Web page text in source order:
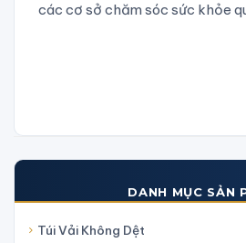
các cơ sở chăm sóc sức khỏe
DANH MỤC SẢN
Túi Vải Không Dệt